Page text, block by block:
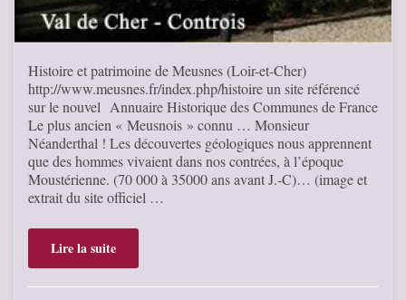
Histoire et patrimoine de Meusnes (Loir-et-Cher)
http://www.meusnes.fr/index.php/histoire un site référencé
sur le nouvel Annuaire Historique des Communes de France
Le plus ancien « Meusnois » connu … Monsieur
Néanderthal ! Les découvertes géologiques nous apprennent
que des hommes vivaient dans nos contrées, à l’époque
Moustérienne. (70 000 à 35000 ans avant J.-C)… (image et
extrait du site officiel …
Lire la suite